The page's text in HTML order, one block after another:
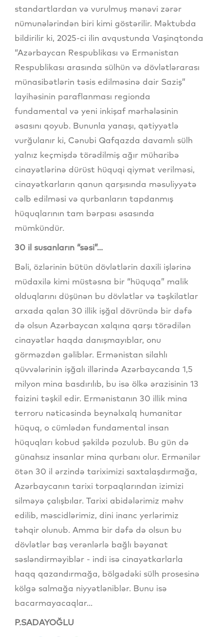
standartlardan və vurulmuş mənəvi zərər
nümunələrindən biri kimi göstərilir. Məktubda
bildirilir ki, 2025-ci ilin avqustunda Vaşinqtonda
“Azərbaycan Respublikası və Ermənistan
Respublikası arasında sülhün və dövlətlərarası
münasibətlərin təsis edilməsinə dair Saziş”
layihəsinin paraflanması regionda
fundamental və yeni inkişaf mərhələsinin
əsasını qoyub. Bununla yanaşı, qətiyyətlə
vurğulanır ki, Cənubi Qafqazda davamlı sülh
yalnız keçmişdə törədilmiş ağır müharibə
cinayətlərinə dürüst hüquqi qiymət verilməsi,
cinayətkarların qanun qarşısında məsuliyyətə
cəlb edilməsi və qurbanların tapdanmış
hüquqlarının tam bərpası əsasında
mümkündür.
30 il susanların “səsi”...
Bəli, özlərinin bütün dövlətlərin daxili işlərinə
müdaxilə kimi müstəsna bir “hüquqa” malik
olduqlarını düşünən bu dövlətlər və təşkilatlar
arxada qalan 30 illik işğal dövründə bir dəfə
də olsun Azərbaycan xalqına qarşı törədilən
cinayətlər haqda danışmayıblar, onu
görməzdən gəliblər. Ermənistan silahlı
qüvvələrinin işğalı illərində Azərbaycanda 1,5
milyon mina basdırılıb, bu isə ölkə ərazisinin 13
faizini təşkil edir. Ermənistanın 30 illik mina
terroru nəticəsində beynəlxalq humanitar
hüquq, o cümlədən fundamental insan
hüquqları kobud şəkildə pozulub. Bu gün də
günahsız insanlar mina qurbanı olur. Ermənilər
ötən 30 il ərzində tariximizi saxtalaşdırmağa,
Azərbaycanın tarixi torpaqlarından izimizi
silməyə çalışbılar. Tarixi abidələrimiz məhv
edilib, məscidlərimiz, dini inanc yerlərimiz
təhqir olunub. Amma bir dəfə də olsun bu
dövlətlər baş verənlərlə bağlı bəyanat
səsləndirməyiblər - indi isə cinayətkarlarla
haqq qazandırmağa, bölgədəki sülh prosesinə
kölgə salmağa niyyətləniblər. Bunu isə
bacarmayacaqlar...
P.SADAYOĞLU